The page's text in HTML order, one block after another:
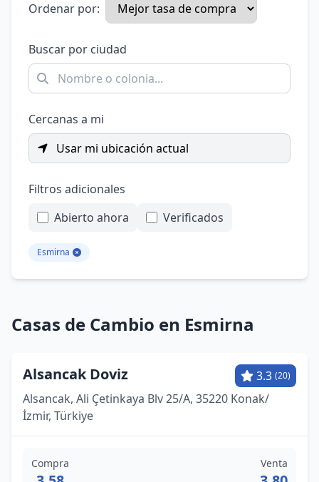
Ordenar por:
Buscar por ciudad
Cercanas a mi
Usar mi ubicación actual
Filtros adicionales
Abierto ahora
Verificados
Esmirna
Casas de Cambio en Esmirna
Alsancak Doviz 3.3 (20)
Alsancak, Ali Çetinkaya Blv 25/A, 35220 Konak/
İzmir, Türkiye
Compra Venta